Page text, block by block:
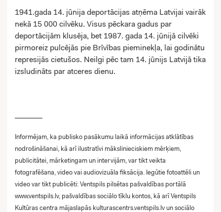
1941.gada 14. jūnija deportācijas atņēma Latvijai vairāk
nekā 15 000 cilvēku. Visus pēckara gadus par
deportācijām klusēja, bet 1987. gada 14. jūnijā cilvēki
pirmoreiz pulcējās pie Brīvības pieminekļa, lai godinātu
represijās cietušos. Neilgi pēc tam 14. jūnijs Latvijā tika
izsludināts par atceres dienu.
Informējam, ka publisko pasākumu laikā informācijas atklātības
nodrošināšanai, kā arī ilustratīvi mākslinieciskiem mērķiem,
publicitātei, mārketingam un intervijām, var tikt veikta
fotografēšana, video vai audiovizuāla fiksācija. Iegūtie fotoattēli un
video var tikt publicēti: Ventspils pilsētas pašvaldības portālā
www.ventspils.lv, pašvaldības sociālo tīklu kontos, kā arī Ventspils
Kultūras centra mājaslapās kulturascentrs.ventspils.lv un sociālo